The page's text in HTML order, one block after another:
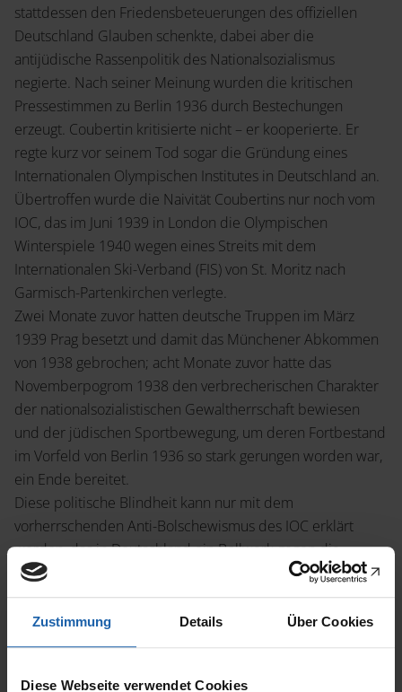
Zustimmung Details Über Cookies
Diese Webseite verwendet Cookies
stattdessen den Friedensbeteuerungen des offiziellen
Deutschland Glauben schenkte, dabei aber die
antijüdische Rassenpolitik des Nationalsozialismus
negierte. Nach seiner Meinung wurden die kritischen
Pressestimmen zu Berlin 1936 durch Bestechungen
erzeugt. Coubertin kritisierte nicht – er kooperierte. Er
regte kurz vor seinem Tod sogar die Gründung eines
Internationalen Olympischen Institutes in Deutschland an.
Übertroffen wurde die Naivität Coubertins nur noch vom
IOC, das im Juni 1939 in London die Olympischen
Winterspiele 1940 wegen eines Streits mit dem
Internationalen Ski-Verband (FIS) von St. Moritz nach
Garmisch-Partenkirchen verlegte.
Zwei Monate zuvor hatten deutsche Truppen im März
1939 Prag besetzt und damit das Münchener Abkommen
von 1938 gebrochen; acht Monate zuvor hatte das
Novemberpogrom 1938 den verbrecherischen Charakter
der nationalsozialistischen Gewaltherrschaft bewiesen
und der jüdischen Sportbewegung, um deren Fortbestand
im Vorfeld von Berlin 1936 so stark gerungen worden war,
ein Ende bereitet.
Diese politische Blindheit kann nur mit dem
vorherrschenden Anti-Bolschewis­mus des IOC erklärt
werden, das in Deutschland ein Bollwerk gegen die
Sowjet­union und den Kommunismus ansah.
„Sportliche Siege und Erfolge bei internationalen